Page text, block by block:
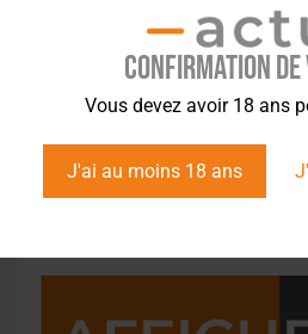
Confirmation
Vous devez avoir 18 ans
J'ai au moins 18 ans
Mama Shelter lance sa